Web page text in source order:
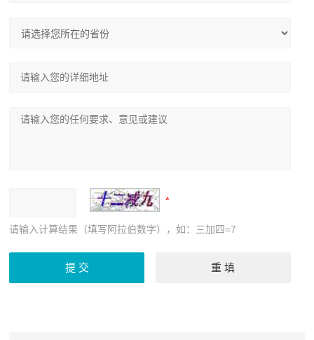
请输入计算结果（填写阿拉伯数字），如：三加四=7